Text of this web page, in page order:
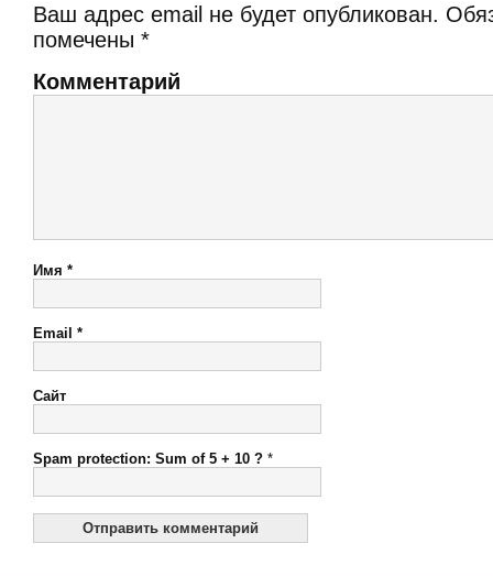
Ваш адрес email не будет опубликован.
помечены *
Комментарий
Имя *
Email *
Сайт
Spam protection: Sum of 5 + 10 ? *